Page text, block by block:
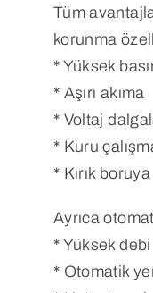
Tüm
korunma
* Yüksek
* Aşırı akıma
* Voltaj
* Kuru
* Kırık boruya
Ayrıca
* Yüksek debi
* Otomatik